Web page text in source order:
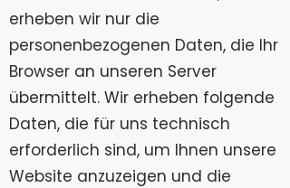
erheben wir nur die
personenbezogenen Daten, die Ihr
Browser an unseren Server
übermittelt. Wir erheben folgende
Daten, die für uns technisch
erforderlich sind, um Ihnen unsere
Website anzuzeigen und die